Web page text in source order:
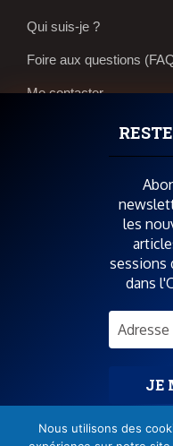
les
sessions
dans
Pas de
Qui suis-je ?
Foire aux questions
Me contacter
Réservations et bons
Boutique photos
POUR SOUTENIR SPIRIT
Nous utilisons des